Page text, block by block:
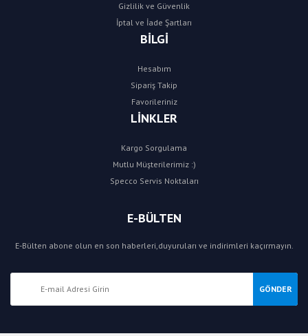
Gizlilik ve Güvenlik
İptal ve İade Şartları
BİLGİ
Hesabım
Sipariş Takip
Favorileriniz
LİNKLER
Kargo Sorgulama
Mutlu Müşterilerimiz :)
Specco Servis Noktaları
E-BÜLTEN
E-Bülten abone olun en son haberleri,duyuruları ve indirimleri kaçırmayın.
GÖNDER